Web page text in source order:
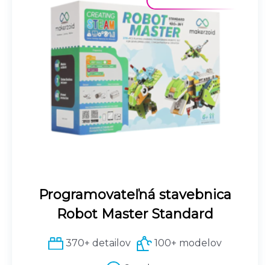
Programovateľná stavebnica
Robot Master Standard
370+ detailov 100+ modelov